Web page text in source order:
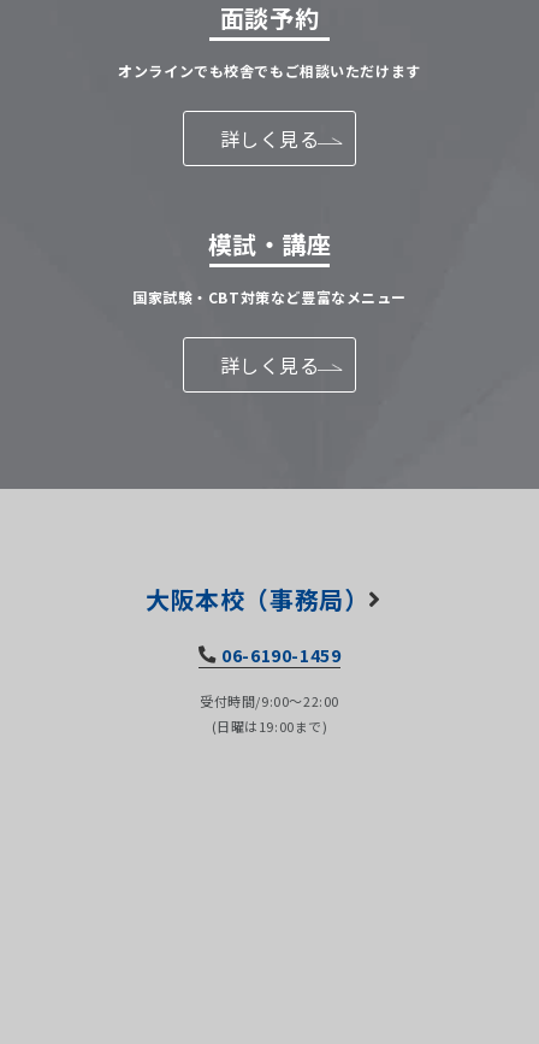
面談予約
オンラインでも校舎でもご相談いただけます
詳しく見る
模試・講座
国家試験・CBT対策など豊富なメニュー
詳しく見る
大阪本校（事務局）
06-6190-1459
受付時間/9:00～22:00
(日曜は19:00まで)